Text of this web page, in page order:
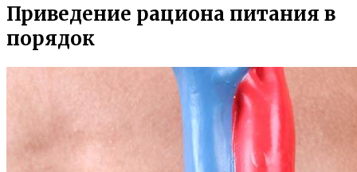
Приведение рациона питания в
порядок